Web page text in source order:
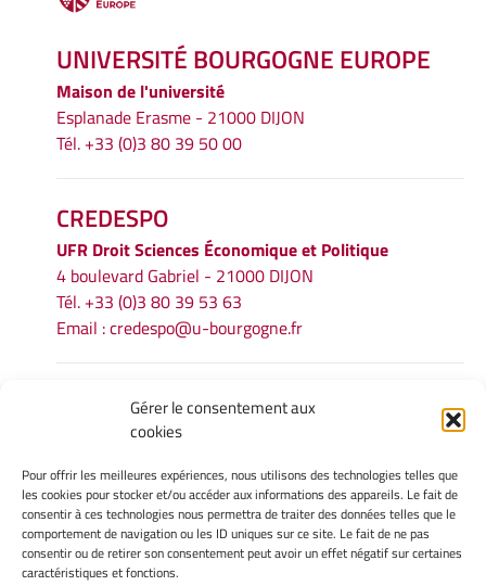
Gérer le consentement aux
cookies
Pour offrir les meilleures expériences, nous utilisons des technologies telles que
les cookies pour stocker et/ou accéder aux informations des appareils. Le fait de
consentir à ces technologies nous permettra de traiter des données telles que le
comportement de navigation ou les ID uniques sur ce site. Le fait de ne pas
consentir ou de retirer son consentement peut avoir un effet négatif sur certaines
caractéristiques et fonctions.
UNIVERSITÉ BOURGOGNE EUROPE
Maison de l'université
Esplanade Erasme - 21000 DIJON
Tél. +33 (0)3 80 39 50 00
CREDESPO
UFR Droit Sciences Économique et Politique
4 boulevard Gabriel - 21000 DIJON
Tél. +33 (0)3 80 39 53 63
Email :credespo@u-bourgogne.fr
INFORMATIONS LÉGALES
Mentions légales
Politique de cookies
Déclaration de confidentialité
Avertissement